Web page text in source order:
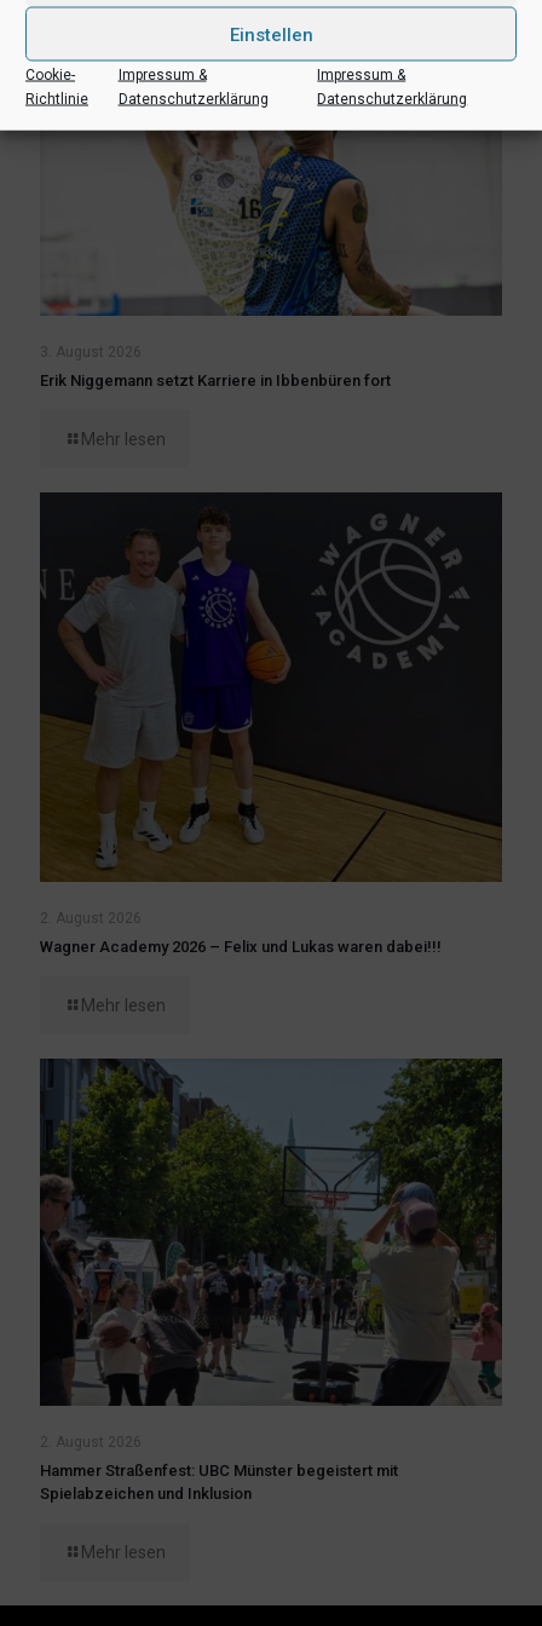
Einstellen
Cookie-
Richtlinie
Impressum &
Datenschutzerklärung
Impressum &
Datenschutzerklärung
3. August 2026
Erik Niggemann setzt Karriere in Ibbenbüren fort
Mehr lesen
2. August 2026
Wagner Academy 2026 – Felix und Lukas waren dabei!!!
Mehr lesen
2. August 2026
Hammer Straßenfest: UBC Münster begeistert mit
Spielabzeichen und Inklusion
Mehr lesen